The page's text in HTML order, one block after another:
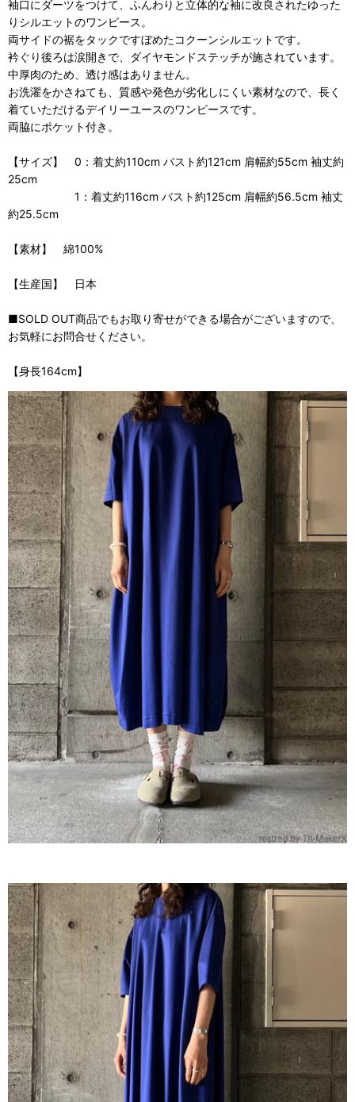
袖口にダーツをつけて、ふんわりと立体的な袖に改良されたゆった
りシルエットのワンピース。
両サイドの裾をタックですぼめたコクーンシルエットです。
衿ぐり後ろは涙開きで、ダイヤモンドステッチが施されています。
中厚肉のため、透け感はありません。
お洗濯をかさねても、質感や発色が劣化しにくい素材なので、長く
着ていただけるデイリーユースのワンピースです。
両脇にポケット付き。
【サイズ】 0：着丈約110cm バスト約121cm 肩幅約55cm 袖丈約
25cm
1：着丈約116cm バスト約125cm 肩幅約56.5cm 袖丈
約25.5cm
【素材】 綿100%
【生産国】 日本
■SOLD OUT商品でもお取り寄せができる場合がございますので、
お気軽にお問合せください。
【身長164cm】